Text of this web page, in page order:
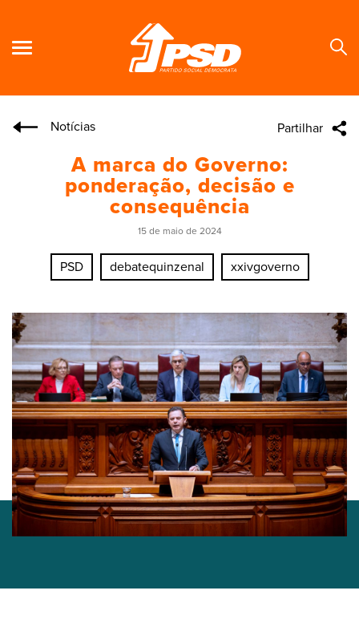
Notícias Partilhar
A marca do Governo:
ponderação, decisão e
consequência
15 de maio de 2024
PSD debatequinzenal xxivgoverno